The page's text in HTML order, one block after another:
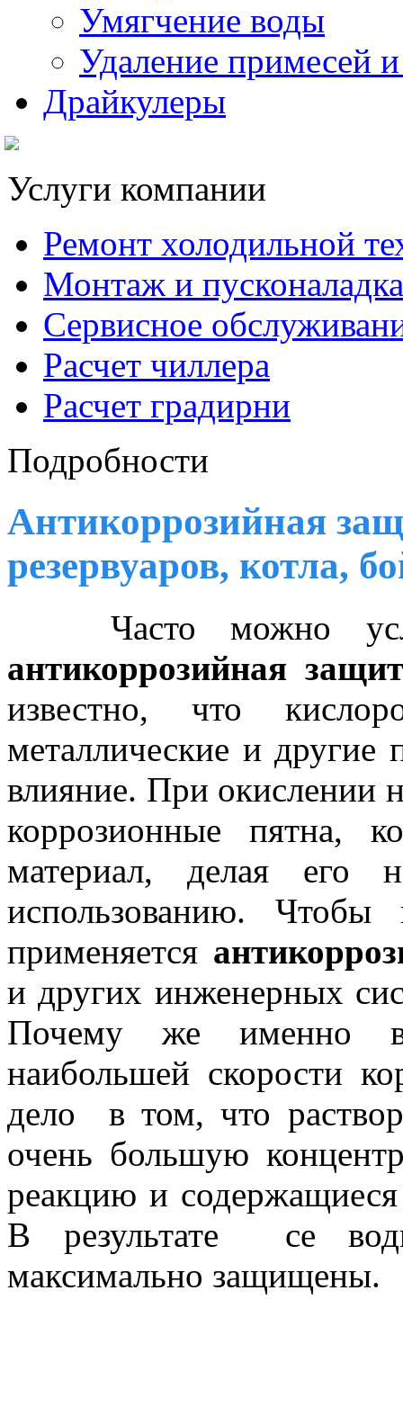
Умягчение воды
Удаление примесей и
Драйкулеры
Услуги компании
Ремонт холодильной
Монтаж и пусконаладка
Сервисное
Расчет чиллера
Расчет градирни
Подробности
Антикоррозийная
резервуаров, котла,
Часто можно
антикоррозийная
известно, что
металлические и другие
влияние. При окислении
коррозионные пятна,
материал, делая его
использованию. Чтобы
применяется
и других инженерных
Почему же именно
наибольшей скорости
дело в том, что
очень большую
реакцию и
В результате се
максимально защищены.